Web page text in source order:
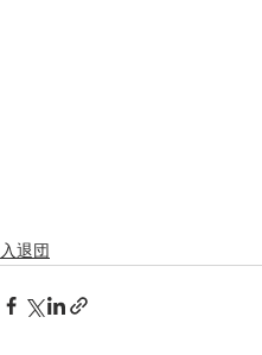
入退団